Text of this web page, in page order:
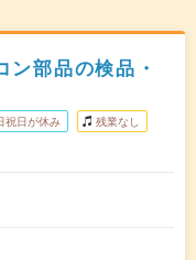
ン部品の検品・
祝日が休み 残業なし